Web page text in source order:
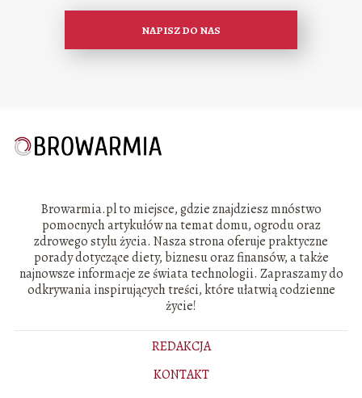
NAPISZ DO NAS
Browarmia.pl to miejsce, gdzie znajdziesz mnóstwo
pomocnych artykułów na temat domu, ogrodu oraz
zdrowego stylu życia. Nasza strona oferuje praktyczne
porady dotyczące diety, biznesu oraz finansów, a także
najnowsze informacje ze świata technologii. Zapraszamy do
odkrywania inspirujących treści, które ułatwią codzienne
życie!
REDAKCJA
KONTAKT